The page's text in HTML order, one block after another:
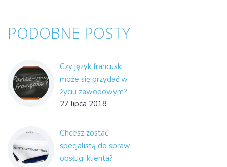
PODOBNE POSTY
Czy język francuski
może się przydać w
życiu zawodowym?
27 lipca 2018
Chcesz zostać
specjalistą do spraw
obsługi klienta?